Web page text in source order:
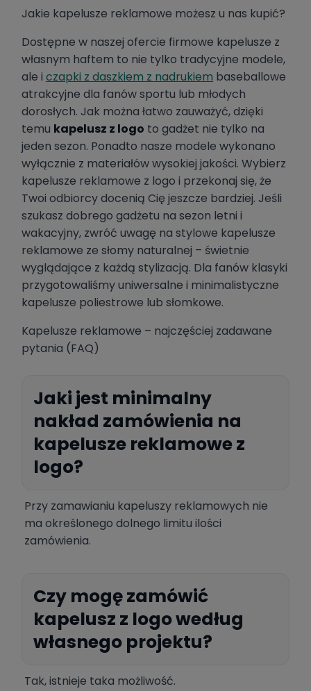
Jakie kapelusze reklamowe możesz u nas kupić?
Dostępne w naszej ofercie firmowe kapelusze z
własnym haftem to nie tylko tradycyjne modele,
ale i czapki z daszkiem z nadrukiem baseballowe
atrakcyjne dla fanów sportu lub młodych
dorosłych. Jak można łatwo zauważyć, dzięki
temu kapelusz z logo to gadżet nie tylko na
jeden sezon. Ponadto nasze modele wykonano
wyłącznie z materiałów wysokiej jakości. Wybierz
kapelusze reklamowe z logo i przekonaj się, że
Twoi odbiorcy docenią Cię jeszcze bardziej. Jeśli
szukasz dobrego gadżetu na sezon letni i
wakacyjny, zwróć uwagę na stylowe kapelusze
reklamowe ze słomy naturalnej – świetnie
wyglądające z każdą stylizacją. Dla fanów klasyki
przygotowaliśmy uniwersalne i minimalistyczne
kapelusze poliestrowe lub słomkowe.
Kapelusze reklamowe – najczęściej zadawane
pytania (FAQ)
Jaki jest minimalny
nakład zamówienia na
kapelusze reklamowe z
logo?
Przy zamawianiu kapeluszy reklamowych nie
ma określonego dolnego limitu ilości
zamówienia.
Czy mogę zamówić
kapelusz z logo według
własnego projektu?
Tak, istnieje taka możliwość.